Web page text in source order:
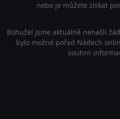
nebo je můžete získat
Bohužel jsme aktuálně nenašli
bylo možné pořad Nádech
souhrn